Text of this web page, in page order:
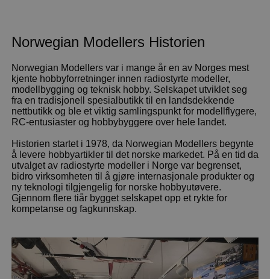
Norwegian Modellers Historien
Norwegian Modellers var i mange år en av Norges mest
kjente hobbyforretninger innen radiostyrte modeller,
modellbygging og teknisk hobby. Selskapet utviklet seg
fra en tradisjonell spesialbutikk til en landsdekkende
nettbutikk og ble et viktig samlingspunkt for modellflygere,
RC-entusiaster og hobbybyggere over hele landet.
Historien startet i 1978, da Norwegian Modellers begynte
å levere hobbyartikler til det norske markedet. På en tid da
utvalget av radiostyrte modeller i Norge var begrenset,
bidro virksomheten til å gjøre internasjonale produkter og
ny teknologi tilgjengelig for norske hobbyutøvere.
Gjennom flere tiår bygget selskapet opp et rykte for
kompetanse og fagkunnskap.